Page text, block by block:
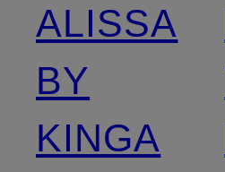
ALISSA
BY
KINGA